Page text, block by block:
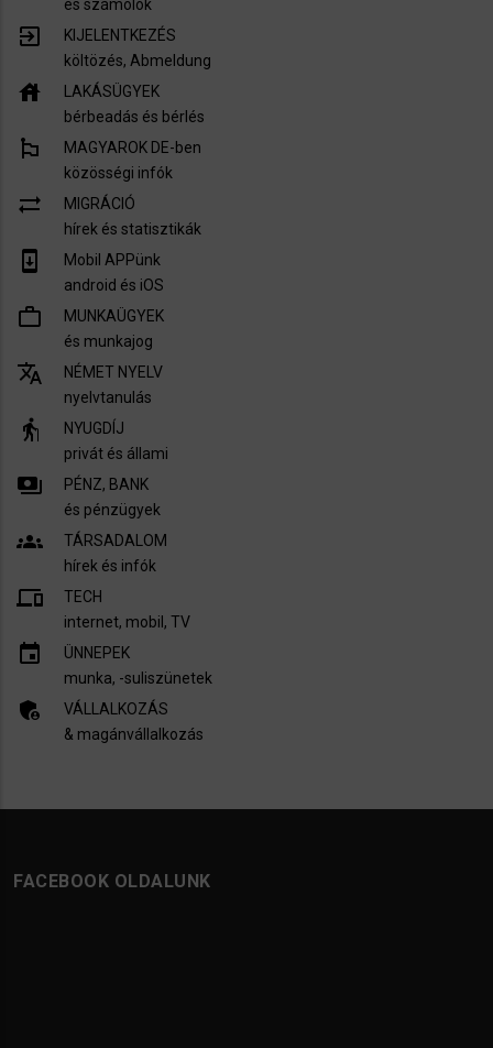
és számolók
exit_to_app
KIJELENTKEZÉS
költözés, Abmeldung
house
LAKÁSÜGYEK
bérbeadás és bérlés
emoji_flags
MAGYAROK DE-ben
közösségi infók
sync_alt
MIGRÁCIÓ
hírek és statisztikák
system_update
Mobil APPünk
android és iOS
work_outline
MUNKAÜGYEK
és munkajog
translate
NÉMET NYELV
nyelvtanulás
elderly
NYUGDÍJ
privát és állami
payments
PÉNZ, BANK
és pénzügyek
groups
TÁRSADALOM
hírek és infók
devices
TECH
internet, mobil, TV​
insert_invitation
ÜNNEPEK
munka, -suliszünetek
admin_panel_settings
VÁLLALKOZÁS
& magánvállalkozás
FACEBOOK OLDALUNK